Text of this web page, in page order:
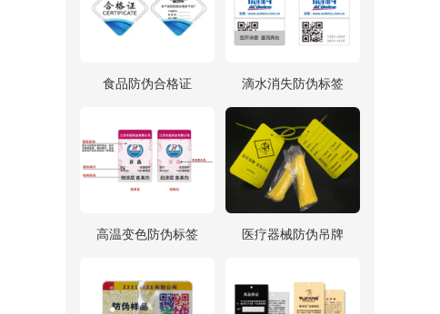
食品防伪合格证 滴水消失防伪标签
高温变色防伪标签 医疗器械防伪吊牌